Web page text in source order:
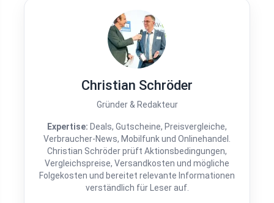
Christian Schröder
Gründer & Redakteur
Expertise: Deals, Gutscheine, Preisvergleiche,
Verbraucher-News, Mobilfunk und Onlinehandel.
Christian Schröder prüft Aktionsbedingungen,
Vergleichspreise, Versandkosten und mögliche
Folgekosten und bereitet relevante Informationen
verständlich für Leser auf.